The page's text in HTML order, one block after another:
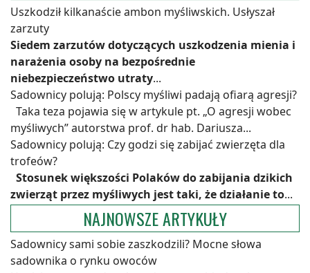
Uszkodził kilkanaście ambon myśliwskich. Usłyszał
zarzuty
Siedem zarzutów dotyczących uszkodzenia mienia i
narażenia osoby na bezpośrednie
niebezpieczeństwo utraty...
Sadownicy polują: Polscy myśliwi padają ofiarą agresji?
Taka teza pojawia się w artykule pt. „O agresji wobec
myśliwych” autorstwa prof. dr hab. Dariusza...
Sadownicy polują: Czy godzi się zabijać zwierzęta dla
trofeów?
Stosunek większości Polaków do zabijania dzikich
zwierząt przez myśliwych jest taki, że działanie to...
NAJNOWSZE ARTYKUŁY
Sadownicy sami sobie zaszkodzili? Mocne słowa
sadownika o rynku owoców